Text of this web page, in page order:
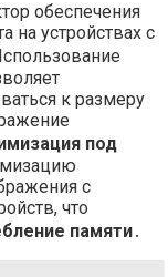
обеспечения
на устройствах с
к размеру
под
с
что
памяти․